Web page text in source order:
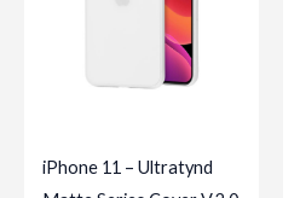
iPhone 11 – Ultratynd